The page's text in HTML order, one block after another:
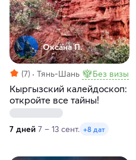
Оксана П.
(7) Тянь-Шань Без визы
Кыргызский калейдоскоп:
откройте все тайны!
7 дней 7 – 13 сент. +8 дат